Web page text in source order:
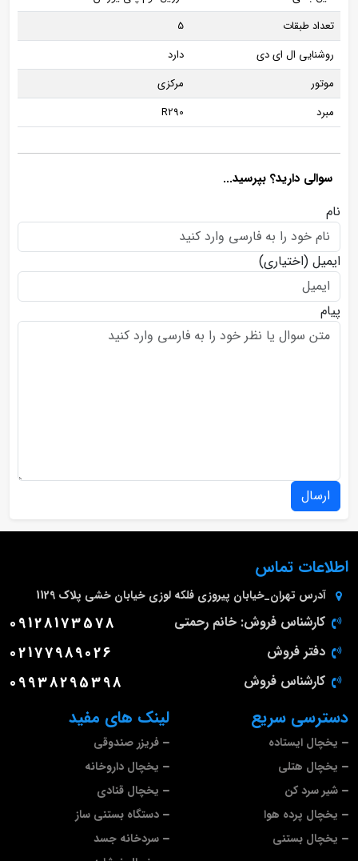
تعداد طبقات
5
روشنایی ال ای دی
دارد
موتور
مرکزی
مبرد
R290
سوالی دارید؟ بپرسید...
نام
ایمیل (اختیاری)
پیام
ارسال
لینک های مفید
فریزر صندوقی
یخچال داروخانه
یخچال قنادی
دستگاه بستنی ساز
سردخانه جسد
دسترسی سریع
یخچال ایستاده
یخچال هتلی
شیر سرد کن
یخچال پرده هوا
یخچال بستنی
اطلاعات تماس
آدرس تهران_خیابان پیروزی فلکه لوزی خیابان خشی پلاک 1129
کارشناس فروش: خانم رحمتی 09128173578
دفتر فروش 02177989026
کارشناس فروش 09938295398